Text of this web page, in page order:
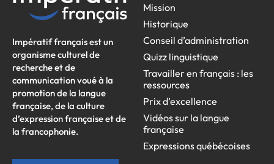
Impératif français est un
organisme culturel de
recherche et de
communication voué à la
promotion de la langue
française, de la culture
d’expression française et de
la francophonie.
Mission
Historique
Conseil d’administration
Quizz linguistique
Travailler en français : les
ressources
Prix d’excellence
Vidéos sur la langue
française
Expressions québécoises